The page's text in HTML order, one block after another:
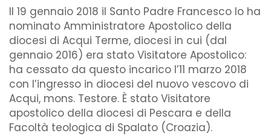
Il 19 gennaio 2018 il Santo Padre Francesco lo ha
nominato Amministratore Apostolico della
diocesi di Acqui Terme, diocesi in cui (dal
gennaio 2016) era stato Visitatore Apostolico:
ha cessato da questo incarico l’11 marzo 2018
con l’ingresso in diocesi del nuovo vescovo di
Acqui, mons. Testore. È stato Visitatore
apostolico della diocesi di Pescara e della
Facoltà teologica di Spalato (Croazia).